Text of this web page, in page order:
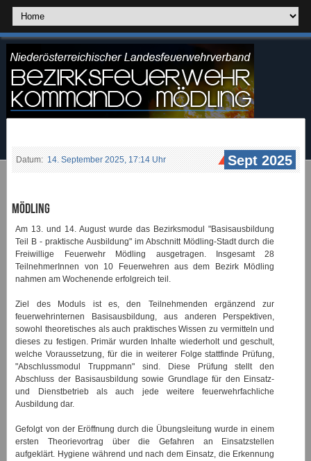
Datum: 14. September 2025, 17:14 Uhr Sept 2025
Mödling
Am 13. und 14. August wurde das Bezirksmodul "Basisausbildung
Teil B - praktische Ausbildung" im Abschnitt Mödling-Stadt durch die
Freiwillige Feuerwehr Mödling ausgetragen. Insgesamt 28
TeilnehmerInnen von 10 Feuerwehren aus dem Bezirk Mödling
nahmen am Wochenende erfolgreich teil.
Ziel des Moduls ist es, den Teilnehmenden ergänzend zur
feuerwehrinternen Basisausbildung, aus anderen Perspektiven,
sowohl theoretisches als auch praktisches Wissen zu vermitteln und
dieses zu festigen. Primär wurden Inhalte wiederholt und geschult,
welche Voraussetzung, für die in weiterer Folge stattfinde Prüfung,
"Abschlussmodul Truppmann" sind. Diese Prüfung stellt den
Abschluss der Basisausbildung sowie Grundlage für den Einsatz-
und Dienstbetrieb als auch jede weitere feuerwehrfachliche
Ausbildung dar.
Gefolgt von der Eröffnung durch die Übungsleitung wurde in einem
ersten Theorievortrag über die Gefahren an Einsatzstellen
aufgeklärt. Hygiene während und nach dem Einsatz, die Erkennung